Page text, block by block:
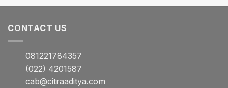
CONTACT US
081221784357
(022) 4201587
cab@citraaditya.com